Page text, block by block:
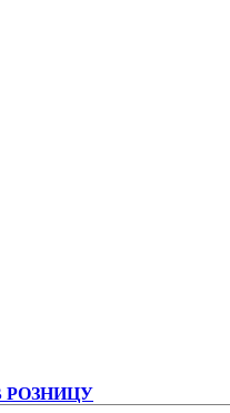
РОЗНИЦУ